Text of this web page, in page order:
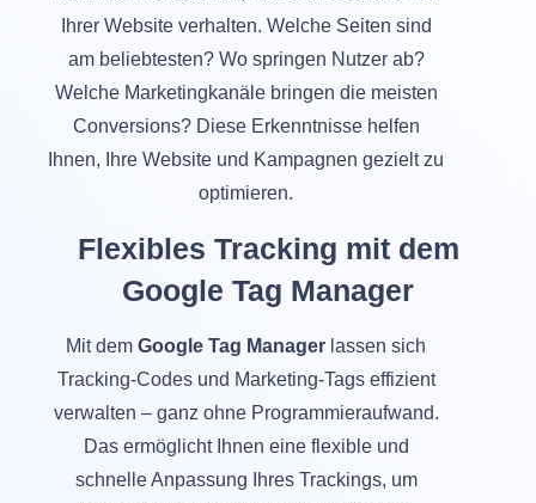
Ihrer Website verhalten. Welche Seiten sind
am beliebtesten? Wo springen Nutzer ab?
Welche Marketingkanäle bringen die meisten
Conversions? Diese Erkenntnisse helfen
Ihnen, Ihre Website und Kampagnen gezielt zu
optimieren.
Flexibles Tracking mit dem
Google Tag Manager
Mit demGoogle Tag Manager lassen sich
Tracking-Codes und Marketing-Tags effizient
verwalten – ganz ohne Programmieraufwand.
Das ermöglicht Ihnen eine flexible und
schnelle Anpassung Ihres Trackings, um